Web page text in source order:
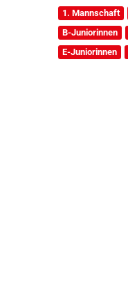
1. Mannschaft
B-Juniorinnen
E-Juniorinnen